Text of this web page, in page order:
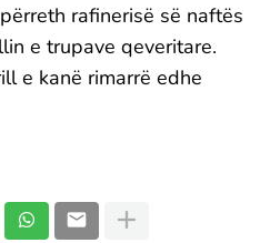
rafinerisë së naftës
e trupave qeveritare.
e kanë rimarrë edhe